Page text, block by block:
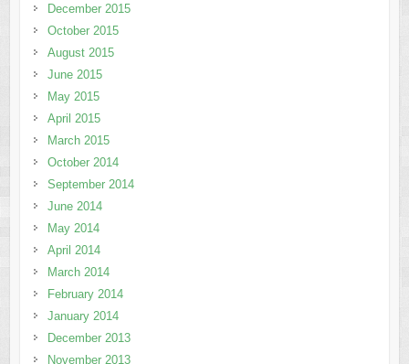
December 2015
October 2015
August 2015
June 2015
May 2015
April 2015
March 2015
October 2014
September 2014
June 2014
May 2014
April 2014
March 2014
February 2014
January 2014
December 2013
November 2013